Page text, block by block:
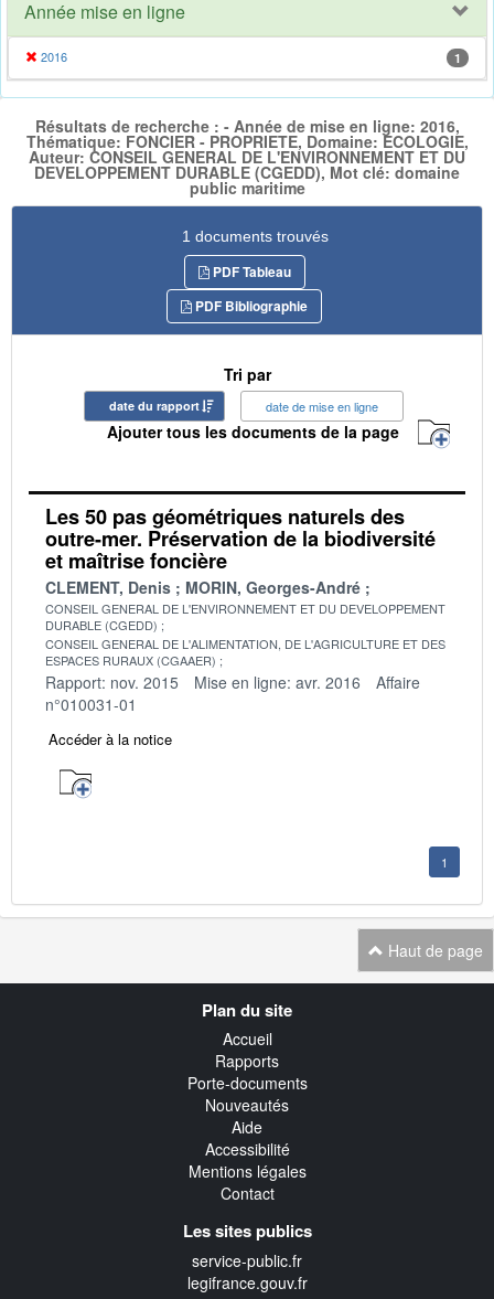
Année mise en ligne
2016 1
Résultats de recherche : - Année de mise en ligne: 2016,
Thématique: FONCIER - PROPRIETE, Domaine: ECOLOGIE,
Auteur: CONSEIL GENERAL DE L'ENVIRONNEMENT ET DU
DEVELOPPEMENT DURABLE (CGEDD), Mot clé: domaine
public maritime
1 documents trouvés
PDF Tableau
PDF Bibliographie
Tri par
date du rapport date de mise en ligne
Ajouter tous les documents de la page
Les 50 pas géométriques naturels des
outre-mer. Préservation de la biodiversité
et maîtrise foncière
CLEMENT, Denis MORIN, Georges-André
CONSEIL GENERAL DE L'ENVIRONNEMENT ET DU DEVELOPPEMENT
DURABLE (CGEDD)
CONSEIL GENERAL DE L'ALIMENTATION, DE L'AGRICULTURE ET DES
ESPACES RURAUX (CGAAER)
Rapport: nov. 2015 Mise en ligne: avr. 2016
Affaire
n°010031-01
Accéder à la notice
1
Haut de page
Plan du site
Accueil
Rapports
Porte-documents
Nouveautés
Aide
Accessibilité
Mentions légales
Contact
Les sites publics
service-public.fr
legifrance.gouv.fr